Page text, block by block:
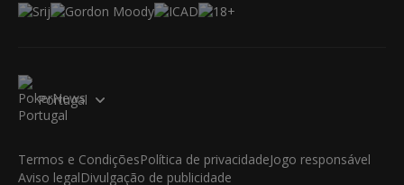
Portugal
Termos e CondiçõesPolítica de privacidadeJogo responsável
Aviso legalDivulgação de publicidade